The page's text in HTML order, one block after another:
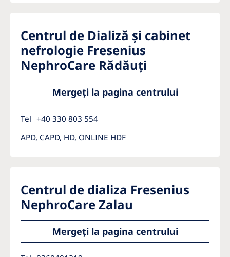
Centrul de Dializă și cabinet
nefrologie Fresenius
NephroCare Rădăuți
Mergeți la pagina centrului
Tel +40 330 803 554
APD, CAPD, HD, ONLINE HDF
Centrul de dializa Fresenius
NephroCare Zalau
Mergeți la pagina centrului